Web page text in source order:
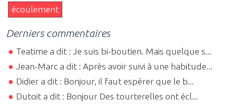
écoulement
Derniers commentaires
Teatime a dit : Je suis bi-boutien. Mais quelque s...
Jean-Marc a dit : Après avoir suivi à une habitude...
Didier a dit : Bonjour, il faut espérer que le b...
Dutoit a dit : Bonjour Des tourterelles ont écl...